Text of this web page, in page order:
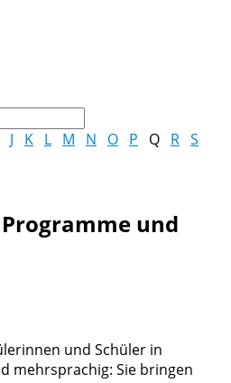
J K L M N O P Q R S
und
und Schüler in
mehrsprachig: Sie bringen